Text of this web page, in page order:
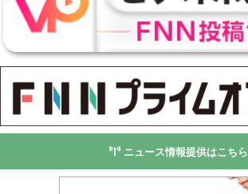
ニュース情報提供はこちら